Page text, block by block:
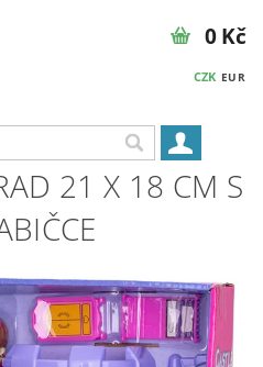
CZK EUR
0 Kč
21 X 18 CM S